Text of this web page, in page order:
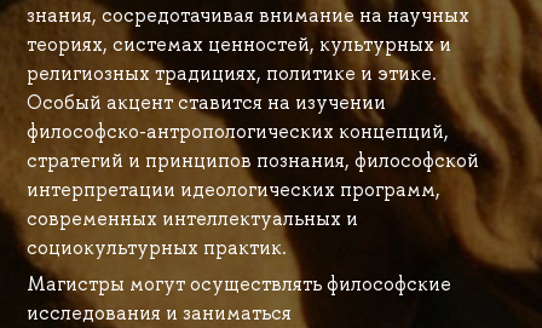
знания, сосредотачивая внимание на научных
теориях, системах ценностей, культурных и
религиозных традициях, политике и этике.
Особый акцент ставится на изучении
философско-антропологических концепций,
стратегий и принципов познания, философской
интерпретации идеологических программ,
современных интеллектуальных и
социокультурных практик.
Магистры могут осуществлять философские
исследования и заниматься